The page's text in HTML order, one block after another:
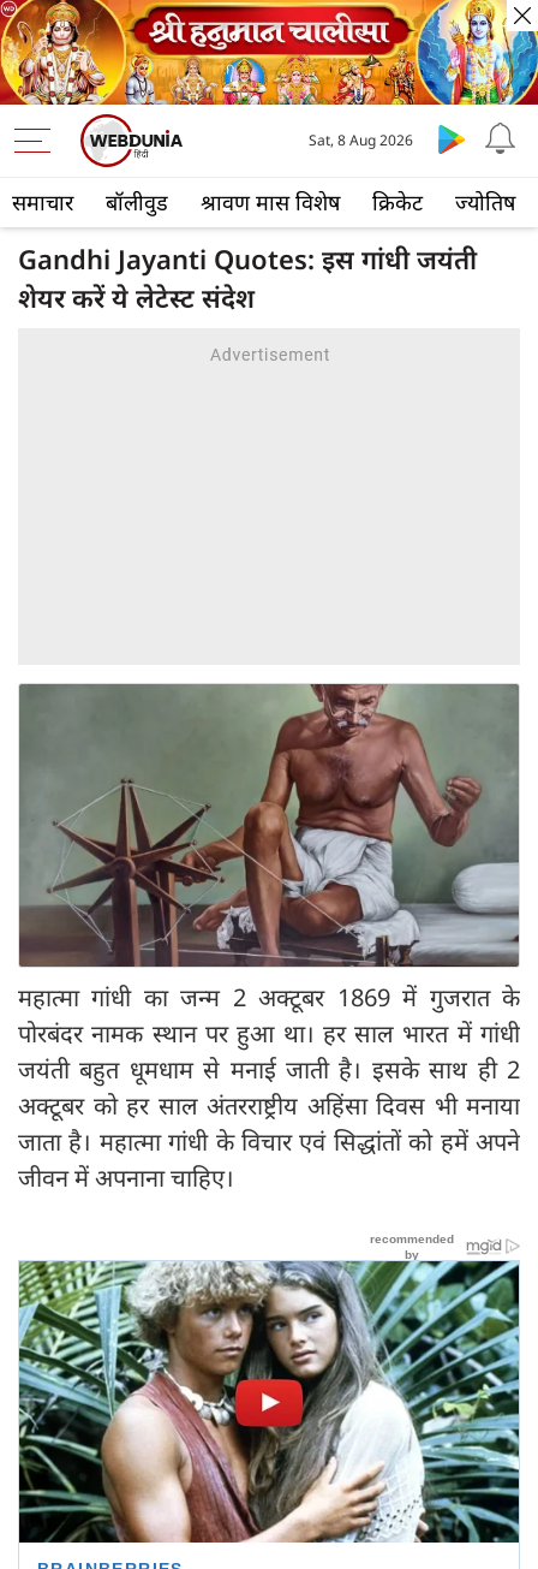
समाचार बॉलीवुड श्रावण मास विशेष क्रिकेट ज्योतिष
Sat, 8 Aug 2026
Gandhi Jayanti Quotes: इस गांधी जयंती
शेयर करें ये लेटेस्ट संदेश
महात्मा गांधी का जन्म 2 अक्टूबर 1869 में गुजरात के
पोरबंदर नामक स्थान पर हुआ था। हर साल भारत में गांधी
जयंती बहुत धूमधाम से मनाई जाती है। इसके साथ ही 2
अक्टूबर को हर साल अंतरराष्ट्रीय अहिंसा दिवस भी मनाया
जाता है। महात्मा गांधी के विचार एवं सिद्धांतों को हमें अपने
जीवन में अपनाना चाहिए।